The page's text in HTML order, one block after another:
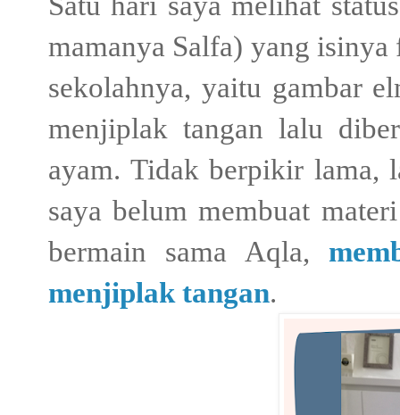
mamanya Salfa) yang
sekolahnya, yaitu gambar
menjiplak tangan lalu
ayam. Tidak berpikir lama,
saya belum membuat
bermain sama Aqla,
menjiplak tangan.